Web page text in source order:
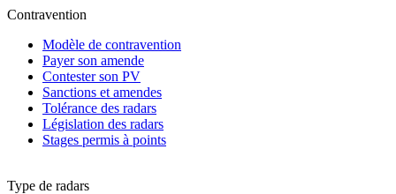
Contravention
Modèle de contravention
Payer son amende
Contester son PV
Sanctions et amendes
Tolérance des radars
Législation des radars
Stages permis à points
Type de radars